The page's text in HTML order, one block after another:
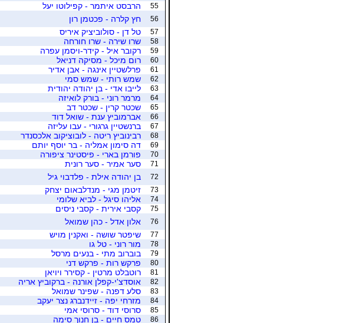
55
הרבסט איתמר - קפילוטו יעל
56
חץ קלרה - פכטמן רון
57
טל דן - סולוביציק איריס
58
שרו שירה - שרו חורחה
59
רקובר איל - קידר-ויסמן עפרה
60
רום מיכל - מסיקה דניאל
61
פרלשטיין אינגה - אבן אדיר
62
שמש רותי - שמש סמי
63
לייבו אדי - בן יהודה יהודית
64
מרמר רוני - בורק לואיזה
65
שכטר קרין - שכטר דב
66
אברמוביץ ענת - שואל דוד
67
ברנשטיין גרגורי - עבו עליזה
68
רבינוביץ ריטה - לובוציקוב אלכסנדר
69
דה סימון אמליה - בר יוסף יותם
70
פורמן בארי - פיסטינר ציפורה
71
סער אמיר - סער רונית
72
בן יהודה אילת - פלדבוי גיל
73
זיטמן מגי - מנדלבאום יצחק
74
אליהו סיגל - לביא שלומי
75
קסבי אירית - קסבי ניסים
76
אלון אדל - כהן שמואל
77
שיפטר שושה - ואקנין מויש
78
מור רוני - טל גו
79
בוברוב מתי - בנעים מרסל
80
פרקש רות - פרקש דני
81
רוטבלט מרטין - קסירר ויויאן
82
אוסדצ'י-קפלן אורנה - ברקוביץ אריה
83
סלע דפנה - שפינר שמואל
84
מזרחי יפה - זיידנברג נצר יעקב
85
סרוסי דוד - סרוסי אמי
86
טמס חיים - בן חנוך סימה